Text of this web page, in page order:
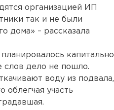
организацией ИП
так и не были
дома» – рассказала
капитально
слов дело не пошло.
воду из подвала,
облегчая участь